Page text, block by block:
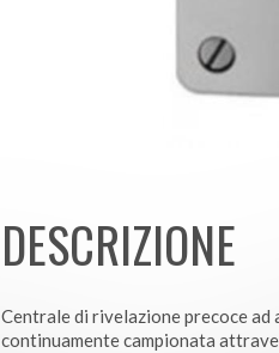
DESCRIZIONE
Centrale di rivelazione precoce ad
continuamente campionata